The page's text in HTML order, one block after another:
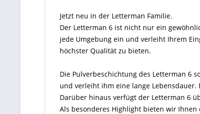
Jetzt neu in der Letterman Familie.
Der Letterman 6 ist nicht nur ein
jede Umgebung ein und verleiht Ihrem
höchster Qualität zu bieten.
Die Pulverbeschichtung des Letterman 6
und verleiht ihm eine lange
Darüber hinaus verfügt der Letterman 6
Als besonderes Highlight bieten wir